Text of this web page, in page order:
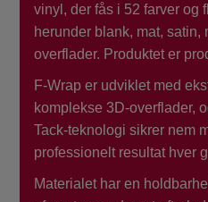
vinyl, der fås i 52 farver og
herunder blank, mat, satin,
overflader. Produktet er
F-Wrap er udviklet med
komplekse 3D-overflader,
Tack-teknologi sikrer nem
professionelt resultat hver
Materialet har en